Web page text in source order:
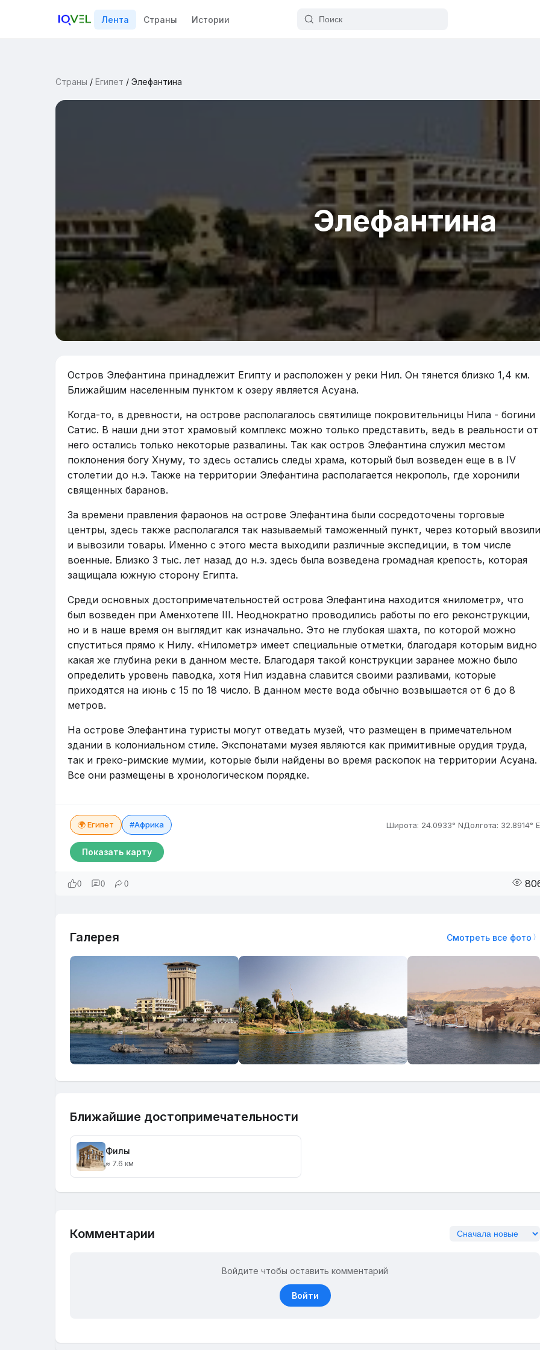
Лента Страны Истории
Страны / Египет / Элефантина
Элефантина
Остров Элефантина принадлежит Египту и расположен у реки Нил. Он тянется близко 1,4 км.
Ближайшим населенным пунктом к озеру является Асуана.
Когда-то, в древности, на острове располагалось святилище покровительницы Нила - богини
Сатис. В наши дни этот храмовый комплекс можно только представить, ведь в реальности от
него остались только некоторые развалины. Так как остров Элефантина служил местом
поклонения богу Хнуму, то здесь остались следы храма, который был возведен еще в в IV
столетии до н.э. Также на территории Элефантина располагается некрополь, где хоронили
священных баранов.
За времени правления фараонов на острове Элефантина были сосредоточены торговые
центры, здесь также располагался так называемый таможенный пункт, через который ввозили
и вывозили товары. Именно с этого места выходили различные экспедиции, в том числе
военные. Близко 3 тыс. лет назад до н.э. здесь была возведена громадная крепость, которая
защищала южную сторону Египта.
Среди основных достопримечательностей острова Элефантина находится «нилометр», что
был возведен при Аменхотепе III. Неоднократно проводились работы по его реконструкции,
но и в наше время он выглядит как изначально. Это не глубокая шахта, по которой можно
спуститься прямо к Нилу. «Нилометр» имеет специальные отметки, благодаря которым видно
какая же глубина реки в данном месте. Благодаря такой конструкции заранее можно было
определить уровень паводка, хотя Нил издавна славится своими разливами, которые
приходятся на июнь с 15 по 18 число. В данном месте вода обычно возвышается от 6 до 8
метров.
На острове Элефантина туристы могут отведать музей, что размещен в примечательном
здании в колониальном стиле. Экспонатами музея являются как примитивные орудия труда,
так и греко-римские мумии, которые были найдены во время раскопок на территории Асуана.
Все они размещены в хронологическом порядке.
🌍 Египет #Африка Широта: 24.0933° NДолгота: 32.8914° E
Показать карту
0 0 0
Галерея Смотреть все фото
Ближайшие достопримечательности
Филы
≈ 7.6 км
Комментарии
Войдите чтобы оставить комментарий
Войти